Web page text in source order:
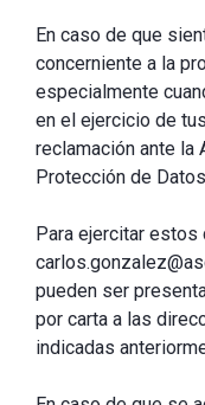
En caso de que
concerniente a la
especialmente
en el ejercicio de
reclamación ante la
Protección de
Para ejercitar
pueden ser
por carta a las
indicadas